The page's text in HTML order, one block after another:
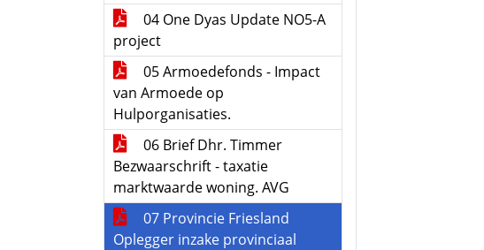
04 One Dyas Update NO5-A
project
05 Armoedefonds - Impact
van Armoede op
Hulporganisaties.
06 Brief Dhr. Timmer
Bezwaarschrift - taxatie
marktwaarde woning. AVG
07 Provincie Friesland
Oplegger inzake provinciaal